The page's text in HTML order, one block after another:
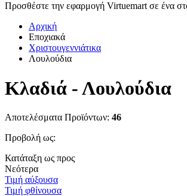
Προσθέστε την εφαρμογή Virtuemart σε ένα
Αρχική
Εποχιακά
Χριστουγεννιάτικα
Λουλούδια
Κλαδιά - Λουλούδια
Αποτελέσματα Προϊόντων: 46
Προβολή ως:
Κατάταξη ως προς
Νεότερα
Τιμή αύξουσα
Τιμή φθίνουσα